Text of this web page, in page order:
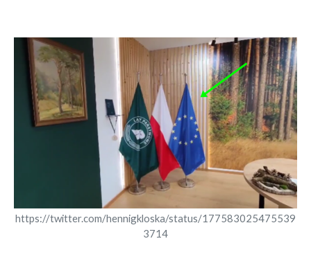
https://twitter.com/hennigkloska/status/177583025475539
3714